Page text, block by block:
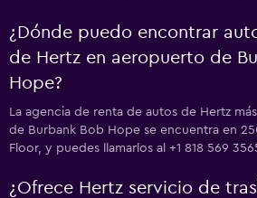
¿Dónde puedo encontrar
de Hertz en aeropuerto de
Hope?
La agencia de renta de autos de Hertz
de Burbank Bob Hope se encuentra en
Floor, y puedes llamarlos al +1 818 569
¿Ofrece Hertz servicio de